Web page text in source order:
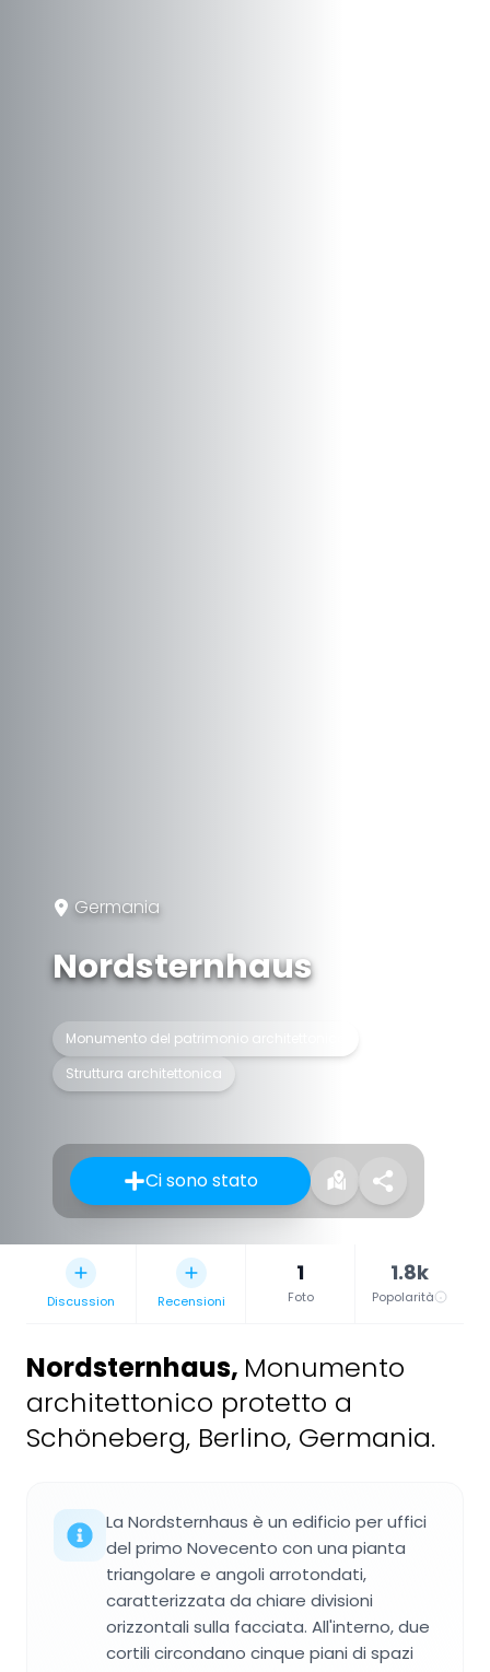
Germania
Nordsternhaus
Monumento del patrimonio architettonico
Struttura architettonica
Ci sono stato
Discussion Recensioni
1
Foto
1.8k
Popolarità
Nordsternhaus, Monumento
architettonico protetto a
Schöneberg, Berlino, Germania.
La Nordsternhaus è un edificio per uffici
del primo Novecento con una pianta
triangolare e angoli arrotondati,
caratterizzata da chiare divisioni
orizzontali sulla facciata. All'interno, due
cortili circondano cinque piani di spazi